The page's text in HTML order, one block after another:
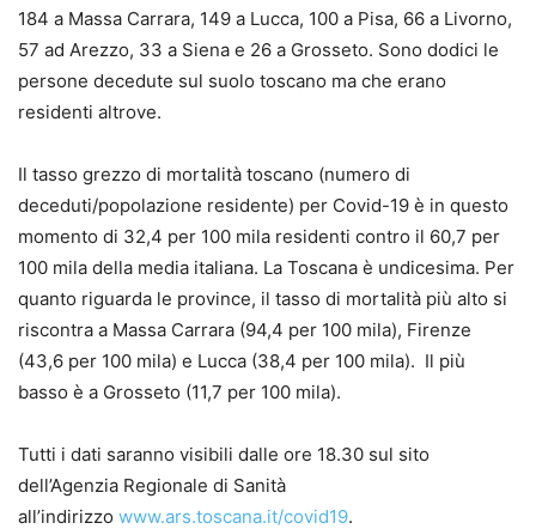
184 a Massa Carrara, 149 a Lucca, 100 a Pisa, 66 a Livorno,
57 ad Arezzo, 33 a Siena e 26 a Grosseto. Sono dodici le
persone decedute sul suolo toscano ma che erano
residenti altrove.
Il tasso grezzo di mortalità toscano (numero di
deceduti/popolazione residente) per Covid-19 è in questo
momento di 32,4 per 100 mila residenti contro il 60,7 per
100 mila della media italiana. La Toscana è undicesima. Per
quanto riguarda le province, il tasso di mortalità più alto si
riscontra a Massa Carrara (94,4 per 100 mila), Firenze
(43,6 per 100 mila) e Lucca (38,4 per 100 mila). Il più
basso è a Grosseto (11,7 per 100 mila).
Tutti i dati saranno visibili dalle ore 18.30 sul sito
dell’Agenzia Regionale di Sanità
all’indirizzo www.ars.toscana.it/covid19.